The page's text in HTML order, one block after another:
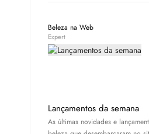
Beleza na Web
Expert
Lançamentos da semana
As últimas novidades e